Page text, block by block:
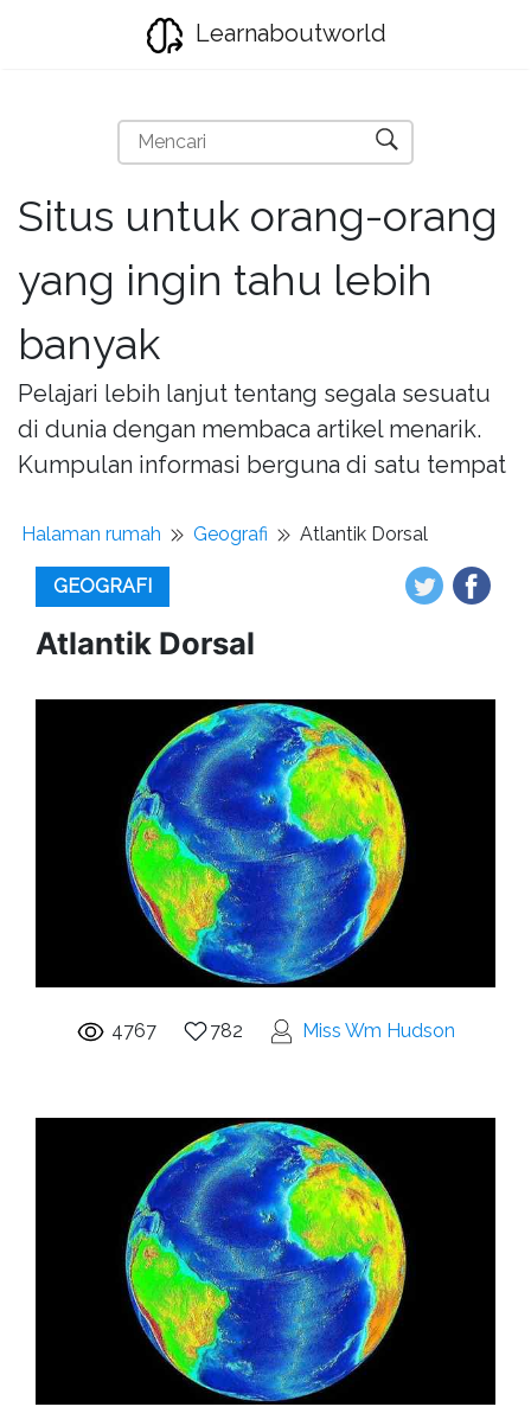
Learnaboutworld
Situs untuk orang-orang
yang ingin tahu lebih
banyak
Pelajari lebih lanjut tentang segala sesuatu
di dunia dengan membaca artikel menarik.
Kumpulan informasi berguna di satu tempat
Halaman rumah Geografi Atlantik Dorsal
GEOGRAFI
Atlantik Dorsal
4767 782 Miss Wm Hudson